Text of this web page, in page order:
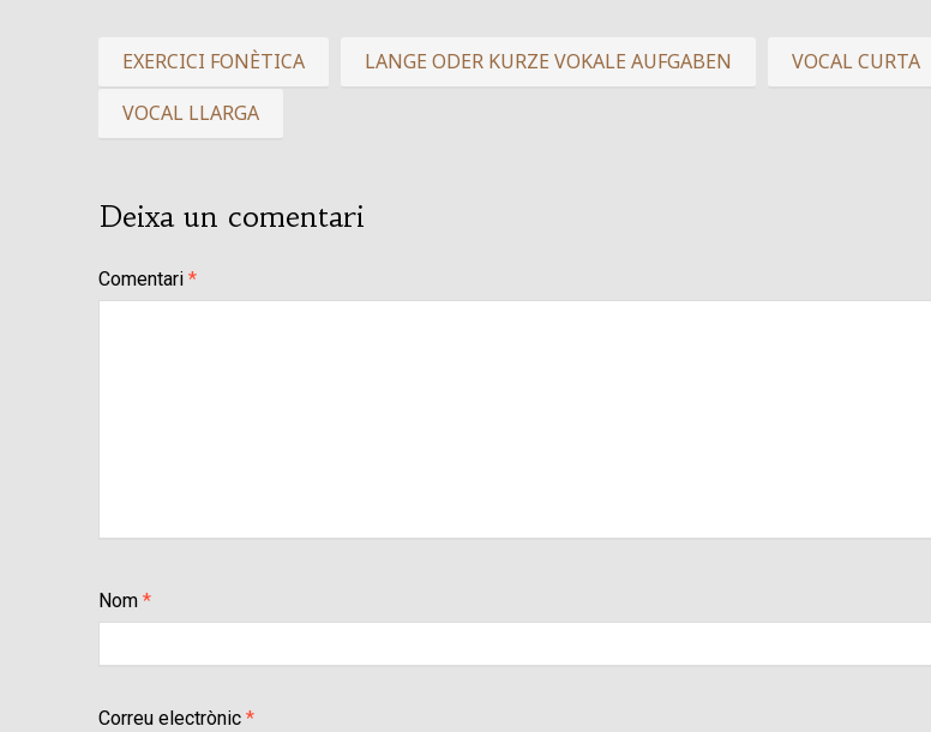
EXERCICI FONÈTICA LANGE ODER KURZE VOKALE AUFGABEN
VOCAL CURTA
VOCAL LLARGA
Deixa un comentari
Comentari *
Nom *
Correu electrònic *